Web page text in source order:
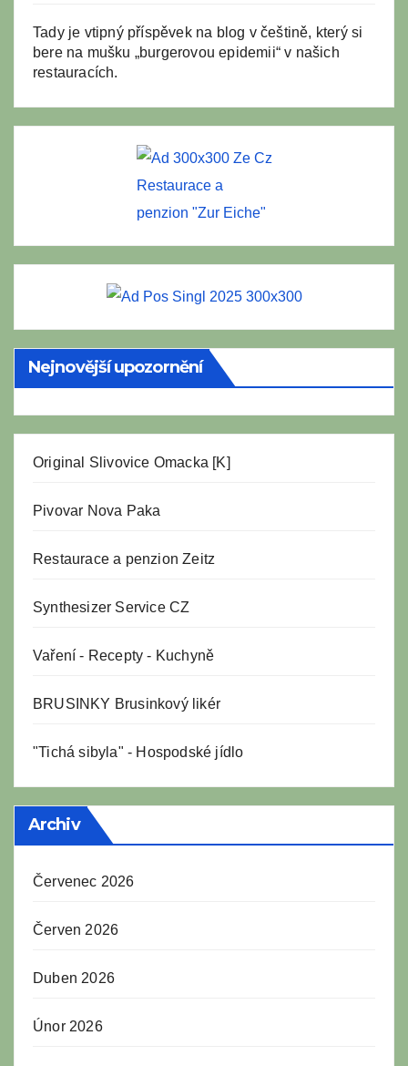
Tady je vtipný příspěvek na blog v češtině, který si
bere na mušku „burgerovou epidemii“ v našich
restauracích.
Restaurace a
penzion "Zur Eiche"
Nejnovější upozornění
Original Slivovice Omacka [K]
Pivovar Nova Paka
Restaurace a penzion Zeitz
Synthesizer Service CZ
Vaření - Recepty - Kuchyně
BRUSINKY Brusinkový likér
"Tichá sibyla" - Hospodské jídlo
Archiv
Červenec 2026
Červen 2026
Duben 2026
Únor 2026